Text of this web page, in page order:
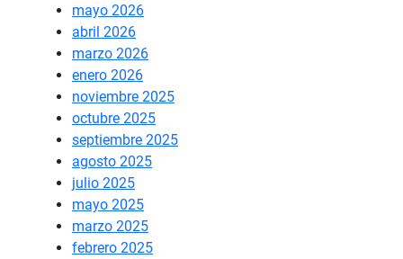
mayo 2026
abril 2026
marzo 2026
enero 2026
noviembre 2025
octubre 2025
septiembre 2025
agosto 2025
julio 2025
mayo 2025
marzo 2025
febrero 2025